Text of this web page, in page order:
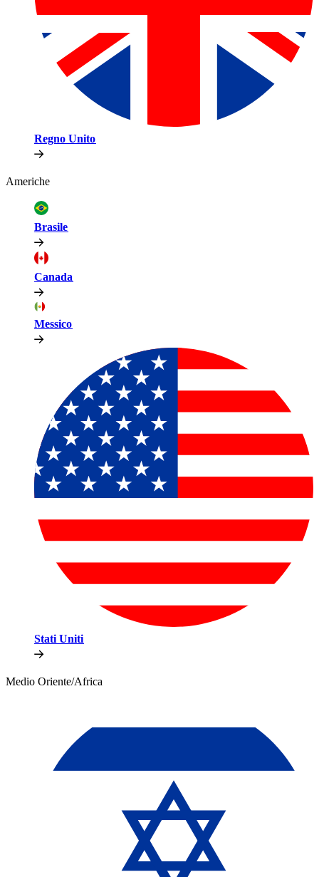
Regno Unito​​
Americhe​​
Brasile​​
Canada​​
Messico​​
Stati Uniti​​
Medio Oriente/Africa​​